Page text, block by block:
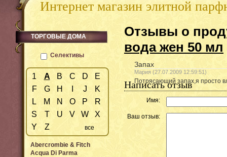
Интернет магазин элитной
Отзывы о
вода жен 50 мл
Запах
Мария (27.07.2009 12:59:51)
Потрясающий запах,я просто
Написать отзыв
Имя:
Ваш отзыв:
ТОРГОВЫЕ ДОМА
Селективы
1 A B C D
E
F
G H J
K
L
M N O P
R
S
T U V W
X
Y
Z все
Abercrombie & Fitch
Acqua Di Parma